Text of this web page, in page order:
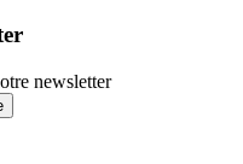
newsletter